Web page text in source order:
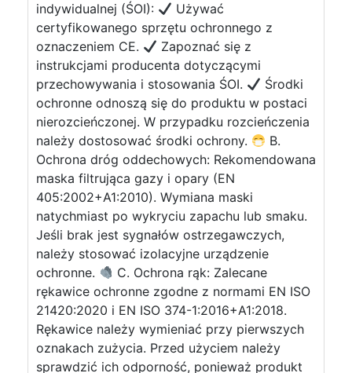
indywidualnej (ŚOI):
Używać
certyfikowanego sprzętu ochronnego z
oznaczeniem CE.
Zapoznać się z
instrukcjami producenta dotyczącymi
przechowywania i stosowania ŚOI.
Środki
ochronne odnoszą się do produktu w postaci
nierozcieńczonej. W przypadku rozcieńczenia
należy dostosować środki ochrony.
B.
Ochrona dróg oddechowych: Rekomendowana
maska filtrująca gazy i opary (EN
405:2002+A1:2010). Wymiana maski
natychmiast po wykryciu zapachu lub smaku.
Jeśli brak jest sygnałów ostrzegawczych,
należy stosować izolacyjne urządzenie
ochronne.
C. Ochrona rąk: Zalecane
rękawice ochronne zgodne z normami EN ISO
21420:2020 i EN ISO 374-1:2016+A1:2018.
Rękawice należy wymieniać przy pierwszych
oznakach zużycia. Przed użyciem należy
sprawdzić ich odporność, ponieważ produkt